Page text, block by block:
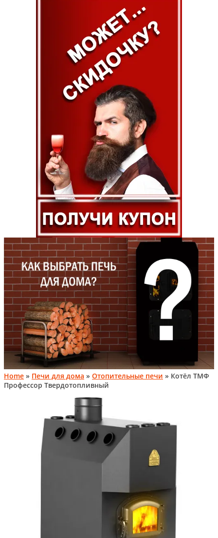
Home » Печи для дома » Отопительные печи » Котёл ТМФ
Профессор Твердотопливный